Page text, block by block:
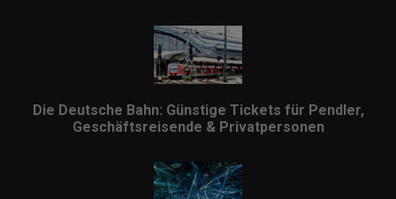
Die Deutsche Bahn: Günstige Tickets für Pendler,
Geschäftsreisende & Privatpersonen